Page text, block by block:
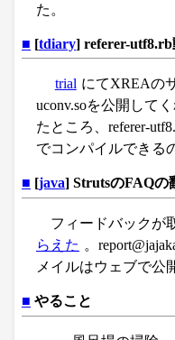
た。
■ [tdiary] referer-utf8.rb
trial にてXREAの
uconv.soを公開して
たところ、referer-
でコンパイルできる
■ [java] StrutsのFAQの
フィードバックが
らえた 。
メイルはウェブで公
■ やること